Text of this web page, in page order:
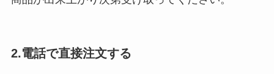
2.電話で直接注文する